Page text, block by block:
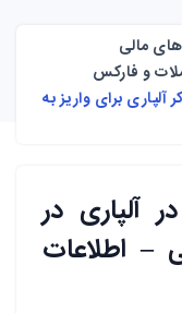
مالی
و فارکس
برای واریز به
آلپاری در
اطلاعات